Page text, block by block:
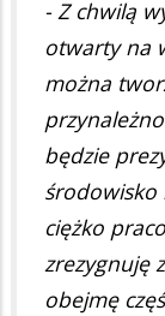
- Z chwilą
otwarty na
można
będzie
środowisko
ciężko
zrezygnuję
obejmę